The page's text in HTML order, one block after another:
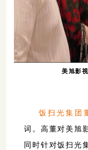
美旭影
饭扫光集团
词。高董对美旭
同时针对饭扫光